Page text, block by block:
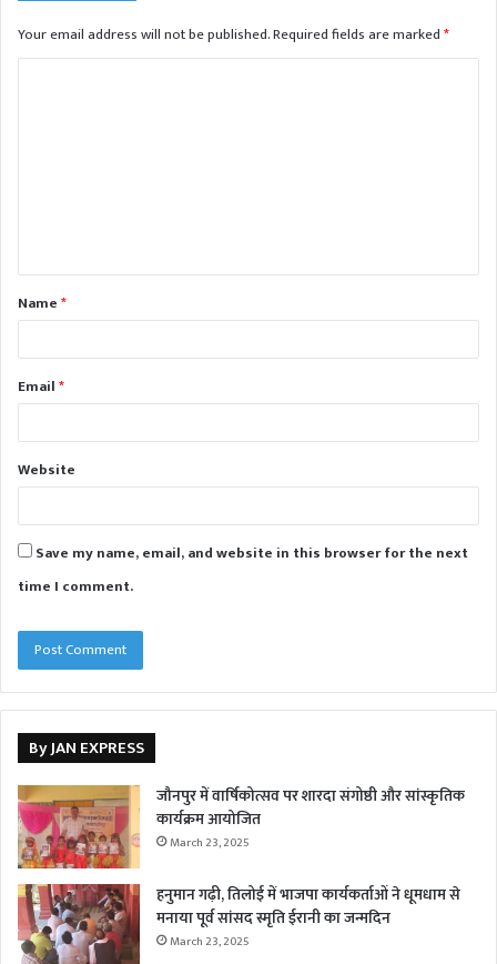
Your email address will not be published.Required fields are marked*
t
*Name*
Email*
Website
Save my name, email, and website in this browser for the next
time I comment.
By JAN EXPRESS
जौनपुर में वार्षिकोत्सव पर शारदा संगोष्ठी और सांस्कृतिक
कार्यक्रम आयोजित
March 23, 2025
हनुमान गढ़ी, तिलोई में भाजपा कार्यकर्ताओं ने धूमधाम से
मनाया पूर्व सांसद स्मृति ईरानी का जन्मदिन
March 23, 2025